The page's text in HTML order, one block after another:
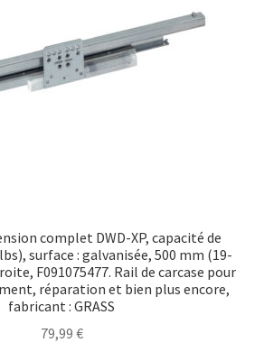
complet DWD-XP, capacité de
surface : galvanisée, 500 mm (19-
F091075477. Rail de carcase pour
réparation et bien plus encore,
fabricant : GRASS
79,99 €